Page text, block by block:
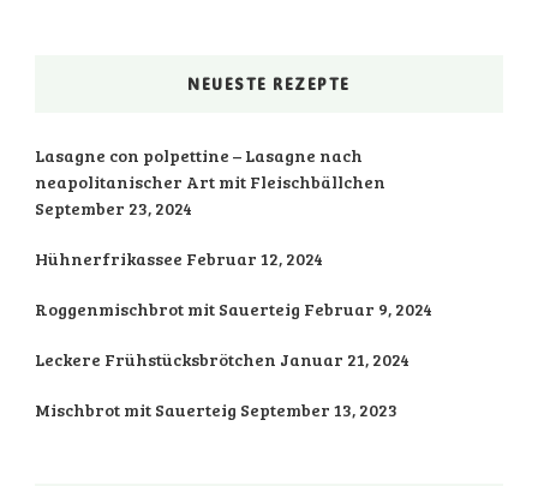
NEUESTE REZEPTE
Lasagne con polpettine – Lasagne nach
neapolitanischer Art mit Fleischbällchen
September 23, 2024
Hühnerfrikassee Februar 12, 2024
Roggenmischbrot mit Sauerteig Februar 9, 2024
Leckere Frühstücksbrötchen Januar 21, 2024
Mischbrot mit Sauerteig September 13, 2023